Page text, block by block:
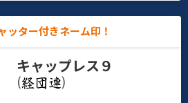
ッター付きネーム印！
キャップレス９
(
)